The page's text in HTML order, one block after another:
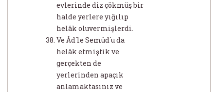
evlerinde diz çökmüş bir
halde yerlere yığılıp
helâk oluvermişlerdi.
Ve Âd´le Semûd´u da
helâk etmiştik ve
gerçekten de
yerlerinden apaçık
anlamaktasınız ve